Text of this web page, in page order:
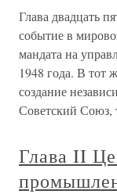
Глава двадцать
событие в
мандата на
1948 года. В тот
создание
Советский Союз,
Глава II